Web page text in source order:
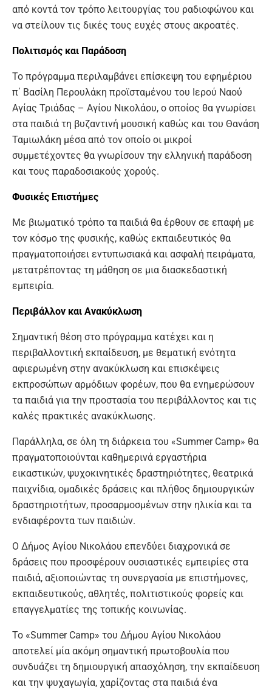
από κοντά τον τρόπο λειτουργίας του ραδιοφώνου και
να στείλουν τις δικές τους ευχές στους ακροατές.
Πολιτισμός και Παράδοση
Το πρόγραμμα περιλαμβάνει επίσκεψη του εφημέριου
π΄ Βασίλη Περουλάκη προϊσταμένου του Ιερού Ναού
Αγίας Τριάδας – Αγίου Νικολάου, ο οποίος θα γνωρίσει
στα παιδιά τη βυζαντινή μουσική καθώς και του Θανάση
Ταμιωλάκη μέσα από τον οποίο οι μικροί
συμμετέχοντες θα γνωρίσουν την ελληνική παράδοση
και τους παραδοσιακούς χορούς.
Φυσικές Επιστήμες
Με βιωματικό τρόπο τα παιδιά θα έρθουν σε επαφή με
τον κόσμο της φυσικής, καθώς εκπαιδευτικός θα
πραγματοποιήσει εντυπωσιακά και ασφαλή πειράματα,
μετατρέποντας τη μάθηση σε μια διασκεδαστική
εμπειρία.
Περιβάλλον και Ανακύκλωση
Σημαντική θέση στο πρόγραμμα κατέχει και η
περιβαλλοντική εκπαίδευση, με θεματική ενότητα
αφιερωμένη στην ανακύκλωση και επισκέψεις
εκπροσώπων αρμόδιων φορέων, που θα ενημερώσουν
τα παιδιά για την προστασία του περιβάλλοντος και τις
καλές πρακτικές ανακύκλωσης.
Παράλληλα, σε όλη τη διάρκεια του «Summer Camp» θα
πραγματοποιούνται καθημερινά εργαστήρια
εικαστικών, ψυχοκινητικές δραστηριότητες, θεατρικά
παιχνίδια, ομαδικές δράσεις και πλήθος δημιουργικών
δραστηριοτήτων, προσαρμοσμένων στην ηλικία και τα
ενδιαφέροντα των παιδιών.
Ο Δήμος Αγίου Νικολάου επενδύει διαχρονικά σε
δράσεις που προσφέρουν ουσιαστικές εμπειρίες στα
παιδιά, αξιοποιώντας τη συνεργασία με επιστήμονες,
εκπαιδευτικούς, αθλητές, πολιτιστικούς φορείς και
επαγγελματίες της τοπικής κοινωνίας.
Το «Summer Camp» του Δήμου Αγίου Νικολάου
αποτελεί μία ακόμη σημαντική πρωτοβουλία που
συνδυάζει τη δημιουργική απασχόληση, την εκπαίδευση
και την ψυχαγωγία, χαρίζοντας στα παιδιά ένα